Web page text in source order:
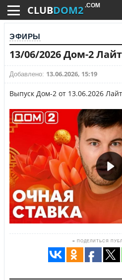
CLUBDOM2 .COM
ЭФИРЫ
13/06/2026 Дом-2 Лайт
Добавлено: 13.06.2026, 15:19
Выпуск Дом-2 от 13.06.2026
≡ ПОДЕЛИТЬСЯ